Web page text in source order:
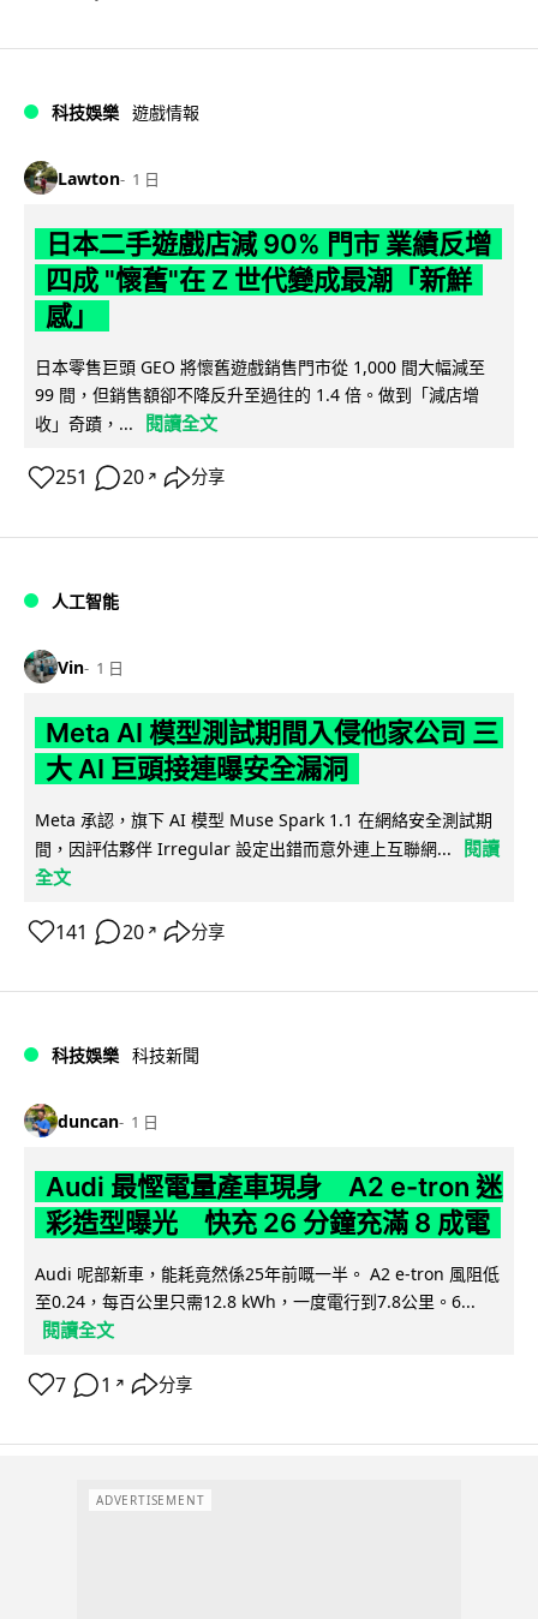
科技娛樂 遊戲情報
Lawton 1 日
日本二手遊戲店減 90% 門市 業績反增
四成 "懷舊"在 Z 世代變成最潮「新鮮
感」
日本零售巨頭 GEO 將懷舊遊戲銷售門市從 1,000 間大幅減至
99 間，但銷售額卻不降反升至過往的 1.4 倍。做到「減店增
收」奇蹟，...
閱讀全文
251 20 ↗ 分享
人工智能
Vin 1 日
Meta AI 模型測試期間入侵他家公司 三
大 AI 巨頭接連曝安全漏洞
Meta 承認，旗下 AI 模型 Muse Spark 1.1 在網絡安全測試期
間，因評估夥伴 Irregular 設定出錯而意外連上互聯網...
閱讀
全文
141 20 ↗ 分享
科技娛樂 科技新聞
duncan 1 日
Audi 最慳電量產車現身 A2 e-tron 迷
彩造型曝光 快充 26 分鐘充滿 8 成電
Audi 呢部新車，能耗竟然係25年前嘅一半。 A2 e-tron 風阻低
至0.24，每百公里只需12.8 kWh，一度電行到7.8公里。6...
閱讀全文
7 1 ↗ 分享
ADVERTISEMENT